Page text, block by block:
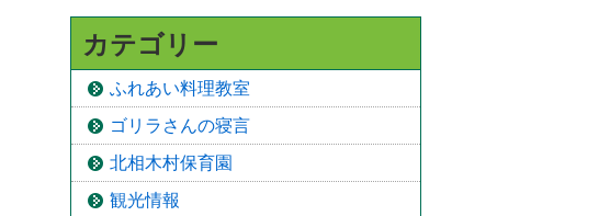
カテゴリー
ふれあい料理教室
ゴリラさんの寝言
北相木村保育園
観光情報